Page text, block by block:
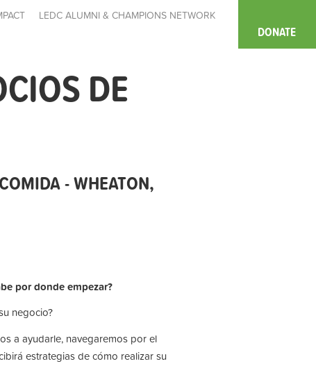
LEDC ALUMNI & CHAMPIONS NETWORK
DONATE
DE
- WHEATON,
por donde empezar?
negocio?
a ayudarle, navegaremos por el
estrategias de cómo realizar su